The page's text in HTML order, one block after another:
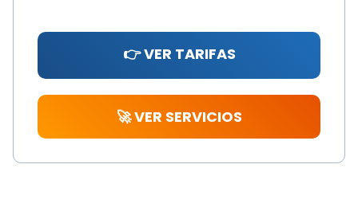
👉 VER TARIFAS
🚀 VER SERVICIOS